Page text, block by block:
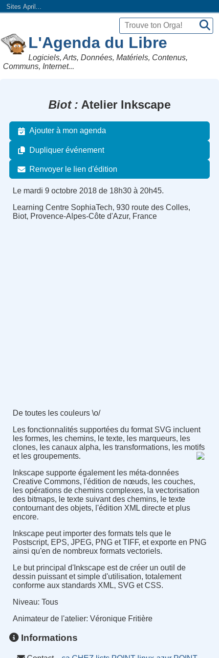
Sites April...
L'Agenda du Libre
Logiciels, Arts, Données, Matériels, Contenus,
Communs, Internet...
Biot Atelier Inkscape
Ajouter à mon agenda
Dupliquer événement
Renvoyer le lien d'édition
Le mardi 9 octobre 2018 de 18h30 à 20h45.
Learning Centre SophiaTech, 930 route des Colles,
Biot, Provence-Alpes-Côte d'Azur, France
De toutes les couleurs \o/
Les fonctionnalités supportées du format SVG incluent
les formes, les chemins, le texte, les marqueurs, les
clones, les canaux alpha, les transformations, les motifs
et les groupements.
Inkscape supporte également les méta-données
Creative Commons, l'édition de nœuds, les couches,
les opérations de chemins complexes, la vectorisation
des bitmaps, le texte suivant des chemins, le texte
contournant des objets, l'édition XML directe et plus
encore.
Inkscape peut importer des formats tels que le
Postscript, EPS, JPEG, PNG et TIFF, et exporte en PNG
ainsi qu'en de nombreux formats vectoriels.
Le but principal d'Inkscape est de créer un outil de
dessin puissant et simple d'utilisation, totalement
conforme aux standards XML, SVG et CSS.
Niveau: Tous
Animateur de l'atelier: Véronique Fritière
Informations